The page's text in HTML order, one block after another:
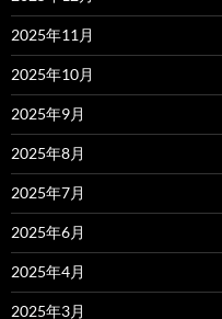
2025年11月
2025年10月
2025年9月
2025年8月
2025年7月
2025年6月
2025年4月
2025年3月